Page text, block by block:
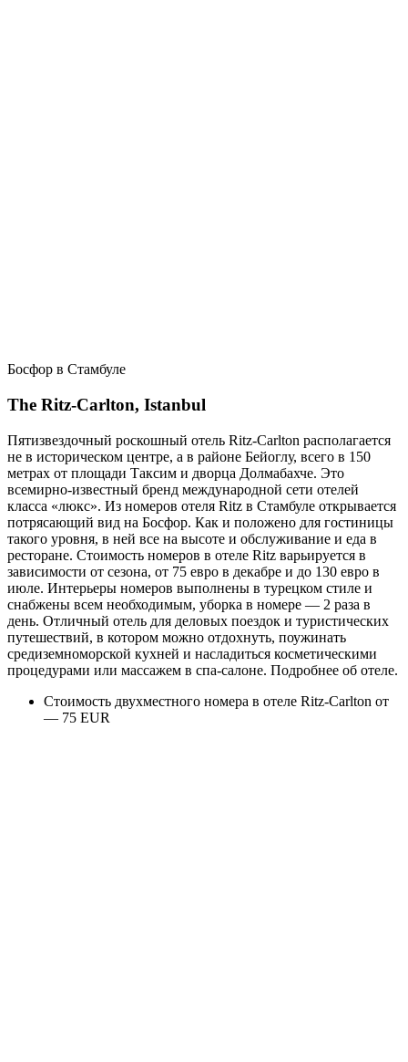
Босфор в Стамбуле
The Ritz-Carlton, Istanbul
Пятизвездочный роскошный отель Ritz-Carlton располагается
не в историческом центре, а в районе Бейоглу, всего в 150
метрах от площади Таксим и дворца Долмабахче. Это
всемирно-известный бренд международной сети отелей
класса «люкс». Из номеров отеля Ritz в Стамбуле открывается
потрясающий вид на Босфор. Как и положено для гостиницы
такого уровня, в ней все на высоте и обслуживание и еда в
ресторане. Стоимость номеров в отеле Ritz варьируется в
зависимости от сезона, от 75 евро в декабре и до 130 евро в
июле. Интерьеры номеров выполнены в турецком стиле и
снабжены всем необходимым, уборка в номере — 2 раза в
день. Отличный отель для деловых поездок и туристических
путешествий, в котором можно отдохнуть, поужинать
средиземноморской кухней и насладиться косметическими
процедурами или массажем в спа-салоне. Подробнее об отеле.
Стоимость двухместного номера в отеле Ritz-Carlton от
— 75 EUR